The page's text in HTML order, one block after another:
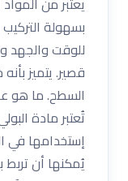
بسهولة
للوقت والجهد
قصير. يتميز
السطح. ما هو
تُعتبر مادة
إستخدامها في
يُمكنها أن تربط